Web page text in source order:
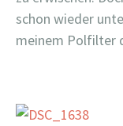
schon wieder
meinem Polfilter